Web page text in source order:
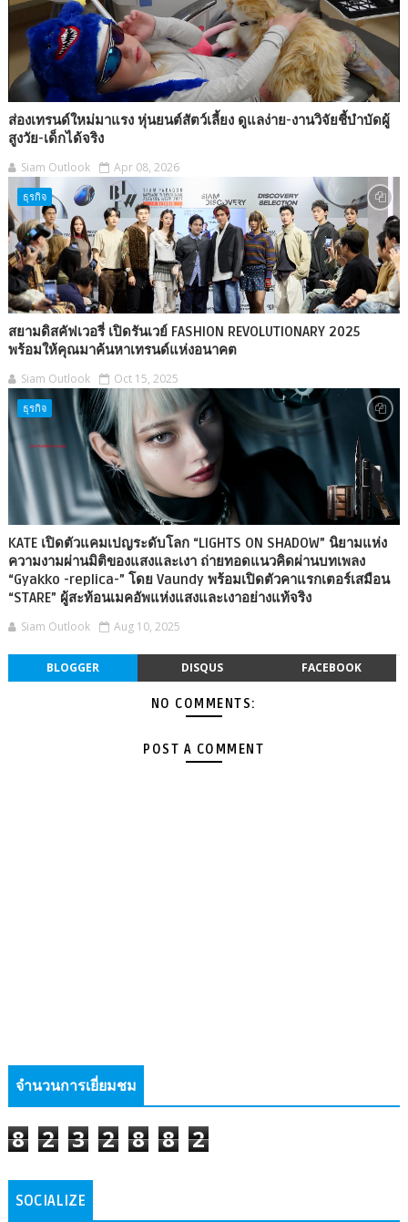
ส่องเทรนด์ใหม่มาแรง หุ่นยนต์สัตว์เลี้ยง ดูแลง่าย-งานวิจัยชี้บำบัดผู้
สูงวัย-เด็กได้จริง
Siam Outlook Apr 08, 2026
ธุรกิจ
สยามดิสคัฟเวอรี่ เปิดรันเวย์ FASHION REVOLUTIONARY 2025
พร้อมให้คุณมาค้นหาเทรนด์แห่งอนาคต
Siam Outlook Oct 15, 2025
ธุรกิจ
KATE เปิดตัวแคมเปญระดับโลก “LIGHTS ON SHADOW” นิยามแห่ง
ความงามผ่านมิติของแสงและเงา ถ่ายทอดแนวคิดผ่านบทเพลง
“Gyakko -replica-” โดย Vaundy พร้อมเปิดตัวคาแรกเตอร์เสมือน
“STARE” ผู้สะท้อนเมคอัพแห่งแสงและเงาอย่างแท้จริง
Siam Outlook Aug 10, 2025
BLOGGER DISQUS FACEBOOK
NO COMMENTS:
POST A COMMENT
จำนวนการเยี่ยมชม
8 2 3 2 8 8 2
SOCIALIZE